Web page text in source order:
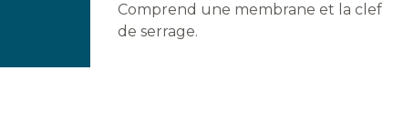
Comprend une membrane et la clef
de serrage.